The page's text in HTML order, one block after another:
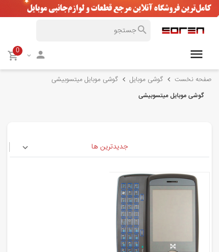
0
صفحه نخست گوشی موبایل گوشی موبایل میتسوبیشی
گوشی موبایل میتسوبیشی
جدیدترین ها